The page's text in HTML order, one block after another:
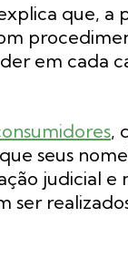
que, a
em cada
,
seus
judicial e
ser